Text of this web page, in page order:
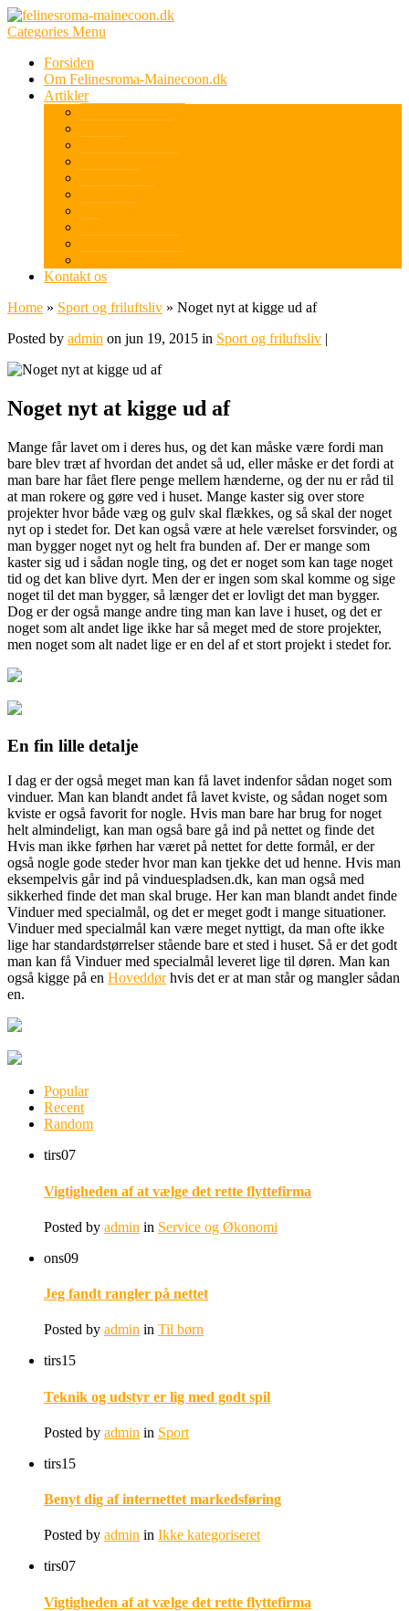
Categories Menu
Forsiden
Om Felinesroma-Mainecoon.dk
Artikler
Kontakt os
Home » Sport og friluftsliv » Noget nyt at kigge ud af
Posted by admin on jun 19, 2015 in Sport og friluftsliv |
Noget nyt at kigge ud af
Mange får lavet om i deres hus, og det kan måske være fordi man
bare blev træt af hvordan det andet så ud, eller måske er det fordi at
man bare har fået flere penge mellem hænderne, og der nu er råd til
at man rokere og gøre ved i huset. Mange kaster sig over store
projekter hvor både væg og gulv skal flækkes, og så skal der noget
nyt op i stedet for. Det kan også være at hele værelset forsvinder, og
man bygger noget nyt og helt fra bunden af. Der er mange som
kaster sig ud i sådan nogle ting, og det er noget som kan tage noget
tid og det kan blive dyrt. Men der er ingen som skal komme og sige
noget til det man bygger, så længer det er lovligt det man bygger.
Dog er der også mange andre ting man kan lave i huset, og det er
noget som alt andet lige ikke har så meget med de store projekter,
men noget som alt nadet lige er en del af et stort projekt i stedet for.
En fin lille detalje
I dag er der også meget man kan få lavet indenfor sådan noget som
vinduer. Man kan blandt andet få lavet kviste, og sådan noget som
kviste er også favorit for nogle. Hvis man bare har brug for noget
helt almindeligt, kan man også bare gå ind på nettet og finde det
Hvis man ikke førhen har været på nettet for dette formål, er der
også nogle gode steder hvor man kan tjekke det ud henne. Hvis man
eksempelvis går ind på vinduespladsen.dk, kan man også med
sikkerhed finde det man skal bruge. Her kan man blandt andet finde
Vinduer med specialmål, og det er meget godt i mange situationer.
Vinduer med specialmål kan være meget nyttigt, da man ofte ikke
lige har standardstørrelser stående bare et sted i huset. Så er det godt
man kan få Vinduer med specialmål leveret lige til døren. Man kan
også kigge på en Hoveddørhvis det er at man står og mangler sådan
en.
Popular
Recent
Random
tirs07
Vigtigheden af at vælge det rette flyttefirma
Posted by admin in Service og Økonomi
ons09
Jeg fandt rangler på nettet
Posted by admin in Til børn
tirs15
Teknik og udstyr er lig med godt spil
Posted by admin in Sport
tirs15
Benyt dig af internettet markedsføring
Posted by admin in Ikke kategoriseret
tirs07
Vigtigheden af at vælge det rette flyttefirma